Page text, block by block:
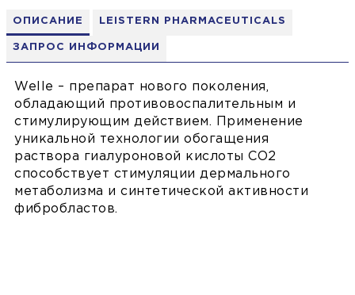
ОПИСАНИЕ LEISTERN PHARMACEUTICALS
ЗАПРОС ИНФОРМАЦИИ
Welle – препарат нового поколения,
обладающий противовоспалительным и
стимулирующим действием. Применение
уникальной технологии обогащения
раствора гиалуроновой кислоты СО2
способствует стимуляции дермального
метаболизма и синтетической активности
фибробластов.